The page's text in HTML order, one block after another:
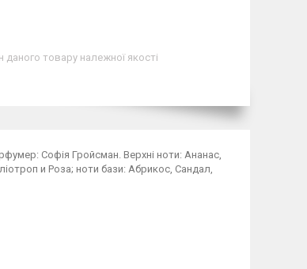
товару належної якості
Софія Гройсман. Верхні ноти: Ананас,
и Роза; ноти бази: Абрикос, Сандал,